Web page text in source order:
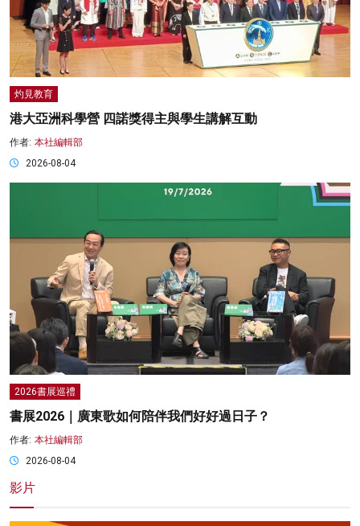
灼見教育
港大亞洲科學營 四諾獎得主與學生講解互動
作者: 本社編輯部
2026-08-04
2026書展巡禮
書展2026｜廣東歌如何陪伴我們好好過日子？
作者: 本社編輯部
2026-08-04
影片